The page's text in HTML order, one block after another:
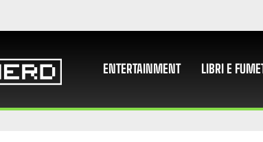
ENTERTAINMENT LIBRI E